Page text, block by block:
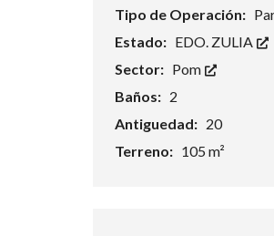
Tipo de Operación:
Estado: EDO. ZULIA
Sector: Pom
Baños: 2
Antiguedad: 20
Terreno: 105 m²